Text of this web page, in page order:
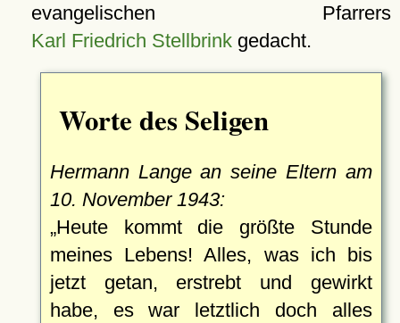
evangelischen Pfarrers
Karl Friedrich Stellbrinkgedacht.
Worte des Seligen
Hermann Lange an seine Eltern am
10. November 1943:
Heute kommt die größte Stunde
meines Lebens! Alles, was ich bis
jetzt getan, erstrebt und gewirkt
habe, es war letztlich doch alles